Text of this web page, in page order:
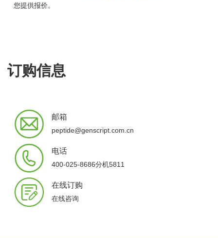
您提供报价。
订购信息
邮箱
peptide@genscript.com.cn
电话
400-025-8686分机5811
在线订购
在线咨询